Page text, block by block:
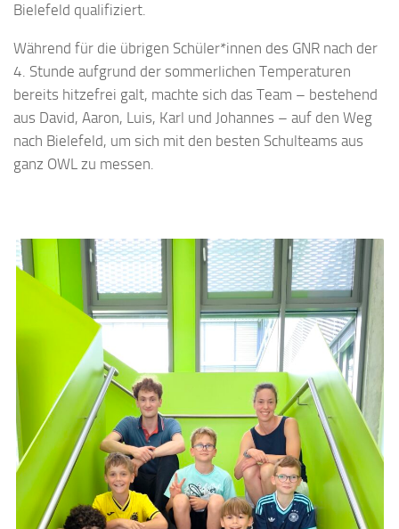
Bielefeld qualifiziert.
Während für die übrigen Schüler*innen des GNR nach der
4. Stunde aufgrund der sommerlichen Temperaturen
bereits hitzefrei galt, machte sich das Team – bestehend
aus David, Aaron, Luis, Karl und Johannes – auf den Weg
nach Bielefeld, um sich mit den besten Schulteams aus
ganz OWL zu messen.